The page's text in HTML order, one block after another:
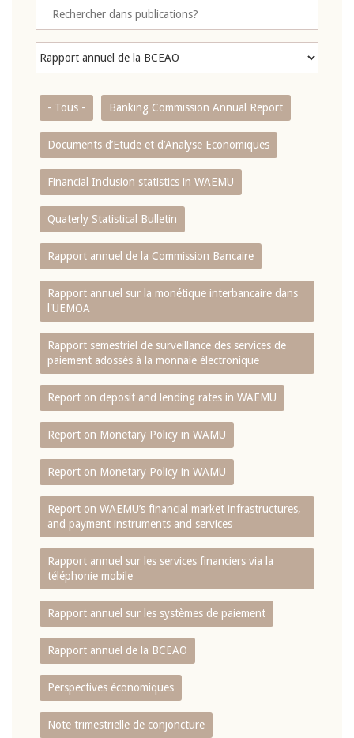
- Tous - Banking Commission Annual Report
Documents d’Etude et d’Analyse Economiques
Financial Inclusion statistics in WAEMU
Quaterly Statistical Bulletin
Rapport annuel de la Commission Bancaire
Rapport annuel sur la monétique interbancaire dans
l'UEMOA
Rapport semestriel de surveillance des services de
paiement adossés à la monnaie électronique
Report on deposit and lending rates in WAEMU
Report on Monetary Policy in WAMU
Report on Monetary Policy in WAMU
Report on WAEMU’s financial market infrastructures,
and payment instruments and services
Rapport annuel sur les services financiers via la
téléphonie mobile
Rapport annuel sur les systèmes de paiement
Rapport annuel de la BCEAO
Perspectives économiques
Note trimestrielle de conjoncture